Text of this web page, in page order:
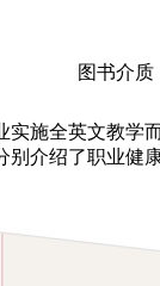
图书介质
施全英文教学
介绍了职业健